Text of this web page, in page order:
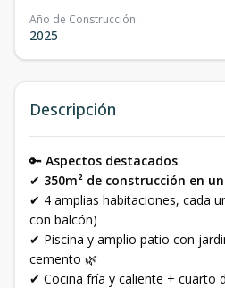
Año de Construcción:
2025
Descripción
🔑 Aspectos destacados:
✔ 350m² de construcción en
✔ 4 amplias habitaciones, cada
con balcón)
✔ Piscina y amplio patio con
cemento 🌿
✔ Cocina fría y caliente + cuarto